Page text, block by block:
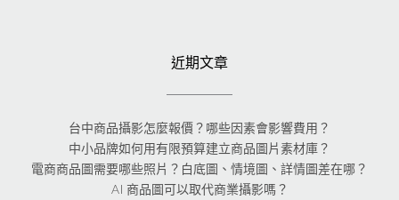
近期文章
台中商品攝影怎麼報價？哪些因素會影響費用？
中小品牌如何用有限預算建立商品圖片素材庫？
電商商品圖需要哪些照片？白底圖、情境圖、詳情圖差在哪？
AI 商品圖可以取代商業攝影嗎？